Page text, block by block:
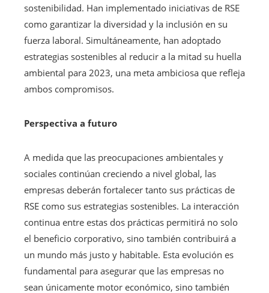
sostenibilidad. Han implementado iniciativas de RSE
como garantizar la diversidad y la inclusión en su
fuerza laboral. Simultáneamente, han adoptado
estrategias sostenibles al reducir a la mitad su huella
ambiental para 2023, una meta ambiciosa que refleja
ambos compromisos.
Perspectiva a futuro
A medida que las preocupaciones ambientales y
sociales continúan creciendo a nivel global, las
empresas deberán fortalecer tanto sus prácticas de
RSE como sus estrategias sostenibles. La interacción
continua entre estas dos prácticas permitirá no solo
el beneficio corporativo, sino también contribuirá a
un mundo más justo y habitable. Esta evolución es
fundamental para asegurar que las empresas no
sean únicamente motor económico, sino también